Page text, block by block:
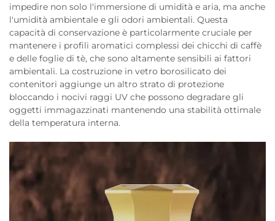
impedire non solo l'immersione di umidità e aria, ma anche
l'umidità ambientale e gli odori ambientali. Questa
capacità di conservazione è particolarmente cruciale per
mantenere i profili aromatici complessi dei chicchi di caffè
e delle foglie di tè, che sono altamente sensibili ai fattori
ambientali. La costruzione in vetro borosilicato dei
contenitori aggiunge un altro strato di protezione
bloccando i nocivi raggi UV che possono degradare gli
oggetti immagazzinati mantenendo una stabilità ottimale
della temperatura interna.